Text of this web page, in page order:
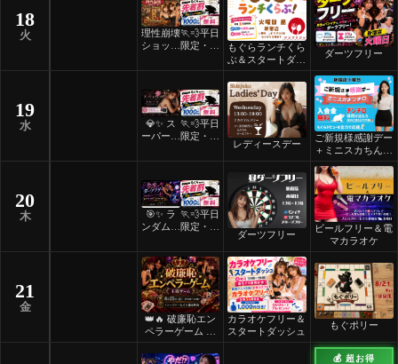
18
火
理性崩壊
ショット
ー
🏃💨平日
限定・先
もぐらランチくら
ぶ＆スタートダッ
シュ
ダーツフリー
19
水
💎✨ ス
ーパーレ
デー ✨
🏃💨平日
限定・先
レディースデー
ご新規様感謝デー
＋ミニスカちんち
ろ
20
木
🎯✨ ラ
ンダムマ
ツフリー
✨🎯
🏃💨平日
限定・先
ダーツフリー
ビールフリー＆電
マカラオケ
21
金
👑🔥 破廉恥エン
ペラーゲーム 🔥
👑
カラオケフリー＆
スタートダッシュ
もぐポリー
💰 超お得